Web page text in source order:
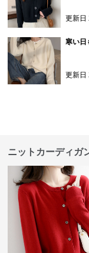
更新日
寒い日
更新日
ニットカーディガ